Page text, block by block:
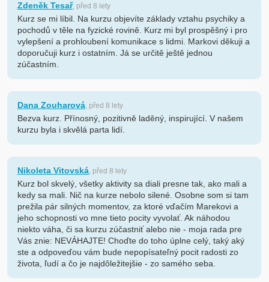
Zdeněk Tesař, před 8 lety
Kurz se mi líbil. Na kurzu objevíte základy vztahu psychiky a
pochodů v těle na fyzické rovině. Kurz mi byl prospěšný i pro
vylepšení a prohloubení komunikace s lidmi. Markovi děkuji a
doporučuji kurz i ostatním. Já se určitě ještě jednou
zúčastním.
Dana Zouharová, před 8 lety
Bezva kurz. Přínosný, pozitivně laděný, inspirující. V našem
kurzu byla i skvělá parta lidí.
Nikoleta Vitovská, před 8 lety
Kurz bol skvelý, všetky aktivity sa diali presne tak, ako mali a
kedy sa mali. Nič na kurze nebolo silené. Osobne som si tam
prežila pár silných momentov, za ktoré vďačím Marekovi a
jeho schopnosti vo mne tieto pocity vyvolať. Ak náhodou
niekto váha, či sa kurzu zúčastniť alebo nie - moja rada pre
Vás znie: NEVÁHAJTE! Choďte do toho úplne celý, taký aký
ste a odpoveďou vám bude nepopísateľný pocit radosti zo
života, ľudí a čo je najdôležitejšie - zo samého seba.